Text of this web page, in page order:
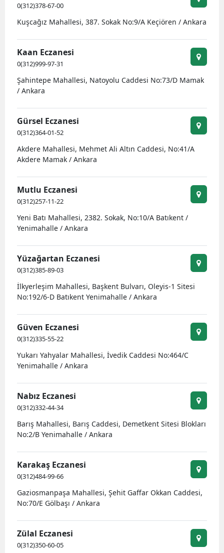
0(312)378-67-00
Kuşcağız Mahallesi, 387. Sokak No:9/A Keçiören / Ankara
Kaan Eczanesi
0(312)999-97-31
Şahintepe Mahallesi, Natoyolu Caddesi No:73/D Mamak
/ Ankara
Gürsel Eczanesi
0(312)364-01-52
Akdere Mahallesi, Mehmet Ali Altın Caddesi, No:41/A
Akdere Mamak / Ankara
Mutlu Eczanesi
0(312)257-11-22
Yeni Batı Mahallesi, 2382. Sokak, No:10/A Batıkent /
Yenimahalle / Ankara
Yüzağartan Eczanesi
0(312)385-89-03
İlkyerleşim Mahallesi, Başkent Bulvarı, Oleyis-1 Sitesi
No:192/6-D Batıkent Yenimahalle / Ankara
Güven Eczanesi
0(312)335-55-22
Yukarı Yahyalar Mahallesi, İvedik Caddesi No:464/C
Yenimahalle / Ankara
Nabız Eczanesi
0(312)332-44-34
Barış Mahallesi, Barış Caddesi, Demetkent Sitesi Blokları
No:2/B Yenimahalle / Ankara
Karakaş Eczanesi
0(312)484-99-66
Gaziosmanpaşa Mahallesi, Şehit Gaffar Okkan Caddesi,
No:70/E Gölbaşı / Ankara
Zülal Eczanesi
0(312)350-60-05